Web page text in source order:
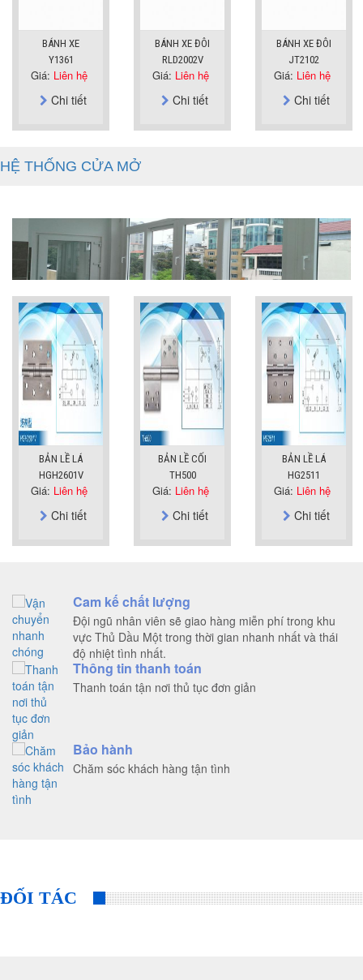
BÁNH XE
Y1361
Giá: Liên hệ
Chi tiết
BÁNH XE ĐÔI
RLD2002V
Giá: Liên hệ
Chi tiết
BÁNH XE ĐÔI
JT2102
Giá: Liên hệ
Chi tiết
HỆ THỐNG CỬA MỞ
BẢN LỀ LÁ
HGH2601V
Giá: Liên hệ
Chi tiết
BẢN LỀ CỐI
TH500
Giá: Liên hệ
Chi tiết
BẢN LỀ LÁ
HG2511
Giá: Liên hệ
Chi tiết
Cam kế chất lượng
Đội ngũ nhân viên sẽ giao hàng miễn phí trong khu
vực Thủ Dầu Một trong thời gian nhanh nhất và thái
độ nhiệt tình nhất.
Thông tin thanh toán
Thanh toán tận nơi thủ tục đơn giản
Bảo hành
Chăm sóc khách hàng tận tình
ĐỐI TÁC